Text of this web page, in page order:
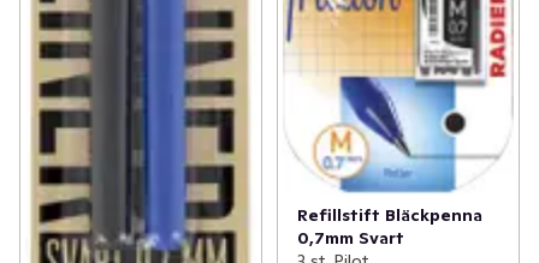
Refillstift Bläckpenna
0,7mm Svart